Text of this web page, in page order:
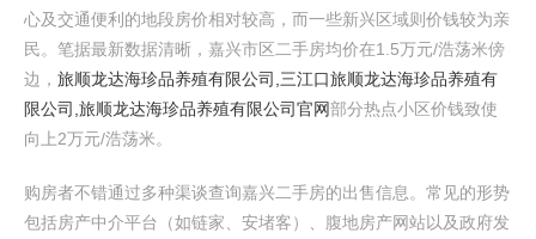
心及交通便利的地段房价相对较高，而一些新兴区域则价钱较为亲
民。笔据最新数据清晰，嘉兴市区二手房均价在1.5万元/浩荡米傍
边， 旅顺龙达海珍品养殖有限公司,三江口旅顺龙达海珍品养殖有
限公司,旅顺龙达海珍品养殖有限公司官网部分热点小区价钱致使
向上2万元/浩荡米。
购房者不错通过多种渠谈查询嘉兴二手房的出售信息。常见的形势
包括房产中介平台（如链家、安堵客）、腹地房产网站以及政府发